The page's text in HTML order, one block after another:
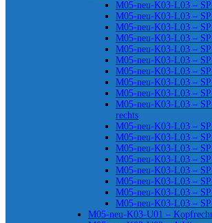
M05-neu-K03-L03 –
M05-neu-K03-L03 –
M05-neu-K03-L03 –
M05-neu-K03-L03 –
M05-neu-K03-L03 –
M05-neu-K03-L03 –
M05-neu-K03-L03 –
M05-neu-K03-L03 –
M05-neu-K03-L03 –
M05-neu-K03-L03 –
rechts
M05-neu-K03-L03 –
M05-neu-K03-L03 –
M05-neu-K03-L03 –
M05-neu-K03-L03 –
M05-neu-K03-L03 –
M05-neu-K03-L03 –
M05-neu-K03-L03 –
M05-neu-K03-L03 –
M05-neu-K03-U01 –